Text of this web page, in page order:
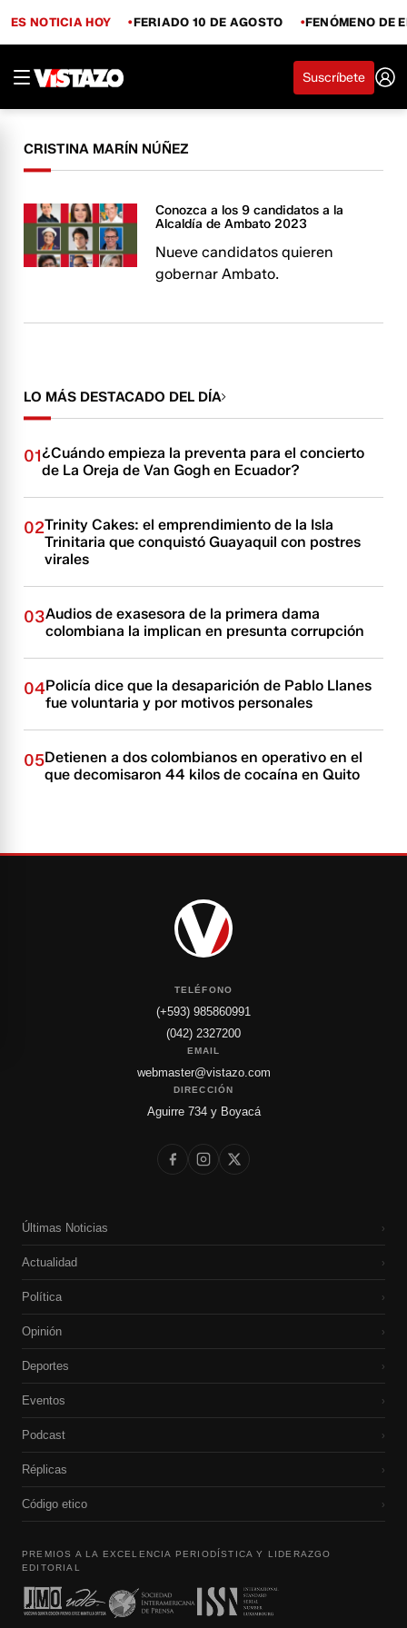
ES NOTICIA HOY FERIADO 10 DE AGOSTO FENÓMENO DE
Suscríbete
CRISTINA MARÍN NÚÑEZ
Conozca a los 9 candidatos a la
Alcaldía de Ambato 2023
Nueve candidatos quieren
gobernar Ambato.
LO MÁS DESTACADO DEL DÍA
01¿Cuándo empieza la preventa para el concierto
de La Oreja de Van Gogh en Ecuador?
02Trinity Cakes: el emprendimiento de la Isla
Trinitaria que conquistó Guayaquil con postres
virales
03Audios de exasesora de la primera dama
colombiana la implican en presunta corrupción
04Policía dice que la desaparición de Pablo Llanes
fue voluntaria y por motivos personales
05Detienen a dos colombianos en operativo en el
que decomisaron 44 kilos de cocaína en Quito
TELÉFONO
(+593) 985860991
(042) 2327200
EMAIL
webmaster@vistazo.com
DIRECCIÓN
Aguirre 734 y Boyacá
Últimas Noticias ›
Actualidad ›
Política ›
Opinión ›
Deportes ›
Eventos ›
Podcast ›
Réplicas ›
Código etico ›
PREMIOS A LA EXCELENCIA PERIODÍSTICA Y LIDERAZGO
EDITORIAL